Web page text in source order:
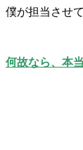
僕が担当させ
何故なら、本